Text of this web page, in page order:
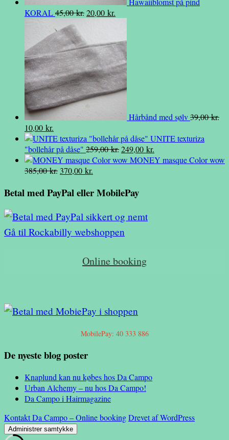
KORAL45,00kr.Den
var:
45,00 kr..
20,00 kr.
er:
20,00 kr..
Hårbånd med sølv39,00kr.
Den
oprindelige
pris
var:
39,00 kr..
10,00 kr.
aktuelle
pris
er:
10,00 kr..
UNITE texturiza
"bollehår på dåse" 259,00kr.Den
oprindelige
259,00 kr..
249,00 kr.
aktuelle
MONEY masque Color wow
385,00kr. Den
pris
385,00 kr..
370,00 kr.
pris
370,00 kr..
Betal med PayPal eller MobilePay
Gå til Rockabilly webshoppen
Online booking
MobilePay: 40 333 886
De nyeste blog poster
Knaplund kan nu købes hos Da Campo
Urban Alchemy – nu hos Da Campo!
Da Campo i Hairmagazine
Kontakt Da Campo – Online bookingDrevet af WordPress
Administrer samtykke